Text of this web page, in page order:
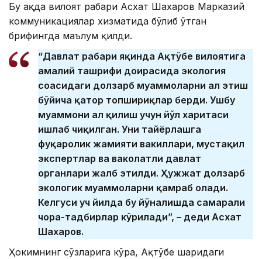
Бу ҳақда вилоят раҳбари Асхат Шахаров Марказий
коммуникациялар хизматида бўлиб ўтган
брифингда маълум қилди.
“Давлат раҳбари яқинда Ақтўбе вилоятига
амалий ташрифи доирасида экология
соҳасидаги долзарб муаммоларни ҳал этиш
бўйича қатор топшириқлар берди. Ушбу
муаммони ҳал қилиш учун йўл харитаси
ишлаб чиқилган. Уни тайёрлашга
фуқаролик жамияти вакиллари, мустақил
экспертлар ва ваколатли давлат
органлари жалб этилди. Ҳужжат долзарб
экологик муаммоларни қамраб олади.
Келгуси уч йилда бу йўналишда самарали
чора-тадбирлар кўрилади”, – деди Асхат
Шахаров.
Ҳокимнинг сўзларига кўра, Ақтўбе шаҳридаги